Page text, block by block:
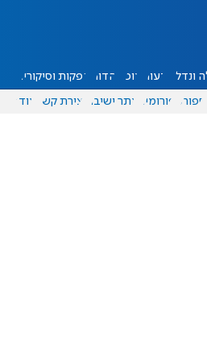
ונדל"ן דעות אוכל יהדות הפקות וסיקורים
ספורט פורומים אתר ישיבה יצירת קשר עוד